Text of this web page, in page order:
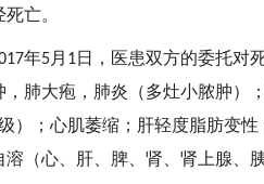
亡。
年5月 1日，医患双方的委托对
，肺大疱，肺炎（多灶小脓肿）
）；心肌萎缩；肝轻度脂肪变
溶（心、肝、脾、肾、肾上腺、